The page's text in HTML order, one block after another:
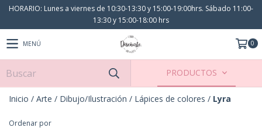
HORARIO: Lunes a viernes de 10:30-13:30 y 15:00-19:00hrs. Sábado 11:00-
13:30 y 15:00-18:00 hrs
MENÚ 0
PRODUCTOS
Inicio / Arte / Dibujo/Ilustración / Lápices de colores / Lyra
Ordenar por